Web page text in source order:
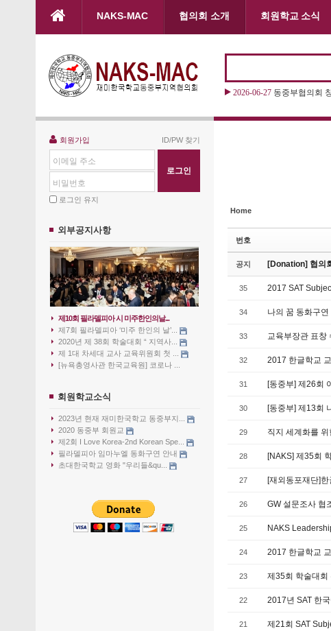
본문으로 바로가기
NAKS-MAC 협의회 소개 회원학교 소식
2026-06-27 동중부협의회
회원가입 ID/PW 찾기
이메일 주소
비밀번호
로그인 유지
외부공지사항
제10회 필라델피아 시 미주한인의날...
제7회 필라델피아 ‘미주 한인의 날’...
2020년 제 38회 학술대회 “ 지역사...
제 1대 차세대 교사 교육위원회 첫 ...
[뉴욕총영사관 한국교육원] 코로나 ...
회원학교소식
2023년 현재 재미한국학교 동중부지...
2020 동중부 회원교
제2회 I Love Korea-2nd Korean Spe...
필라델피아 임마누엘 동화구연 안내
초대한국학교 영화 "우리들&qu...
Home
번호
공지 [Donation] 협의
35 2017 SAT
34 나의 꿈 동화구
33 교육부장관 표창
32 2017 한글학교
31 [동중부] 제26회
30 [동중부] 제13회
29 직지 세계화를
28 [NAKS] 제35회
27 [재외동포재단]
26 GW 설문조사 협
25 NAKS
24 2017 한글학교
23 제35회 학술대회
22 2017년 SAT 한
21 제21회 SAT
Sketchbook5, 스케치북5
Sketchbook5, 스케치북5
Sketchbook5, 스케치북5
Sketchbook5, 스케치북5